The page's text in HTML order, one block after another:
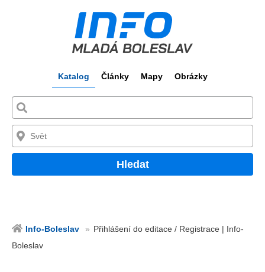
Katalog Články Mapy Obrázky
Hledat
Info-Boleslav
Přihlášení do editace / Registrace | Info-
Boleslav